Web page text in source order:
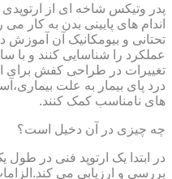
پدر وتیکس شاخه ای از
اندام های پایینی بدن به کار
تحتانی و بیومکانیک آن آموزش
عملکرد را شناسایی کنند و
تغییرات در طراحی کفش برای
درد پای بیمار به علت
های نامناسب کمک کنند.
چه چیزی در آن دخیل است؟
در ابتدا یک ارتوپد فنی در طول
بررسی و ارزیابی می